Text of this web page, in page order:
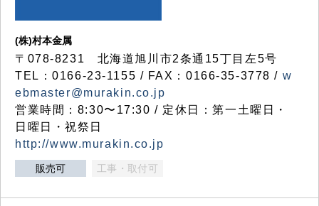
(株)村本金属
〒078-8231 北海道旭川市2条通15丁目左5号
TEL：0166-23-1155 / FAX：0166-35-3778 / w
ebmaster@murakin.co.jp
営業時間：8:30〜17:30 / 定休日：第一土曜日・
日曜日・祝祭日
http://www.murakin.co.jp
販売可 工事・取付可